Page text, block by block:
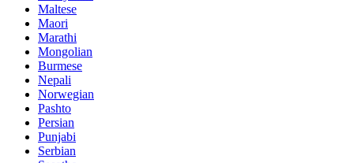
Maltese
Maori
Marathi
Mongolian
Burmese
Nepali
Norwegian
Pashto
Persian
Punjabi
Serbian